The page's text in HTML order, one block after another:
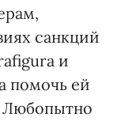
санкций
и
помочь ей
Любопытно